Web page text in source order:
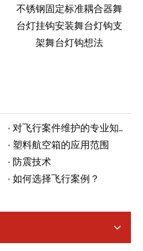
不锈钢固定标准耦合器舞
台灯挂钩安装舞台灯钩支
架舞台灯钩想法
对飞行案件维护的专业知识
塑料航空箱的应用范围
防震技术
如何选择飞行案例？